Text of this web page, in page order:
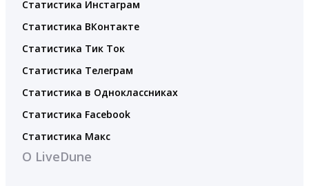
Статистика Инстаграм
Статистика ВКонтакте
Статистика Тик Ток
Статистика Телеграм
Статистика в Одноклассниках
Статистика Facebook
Статистика Макс
О LiveDune